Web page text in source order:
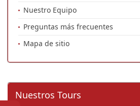
Nuestro Equipo
Preguntas más frecuentes
Mapa de sitio
Nuestros Tours